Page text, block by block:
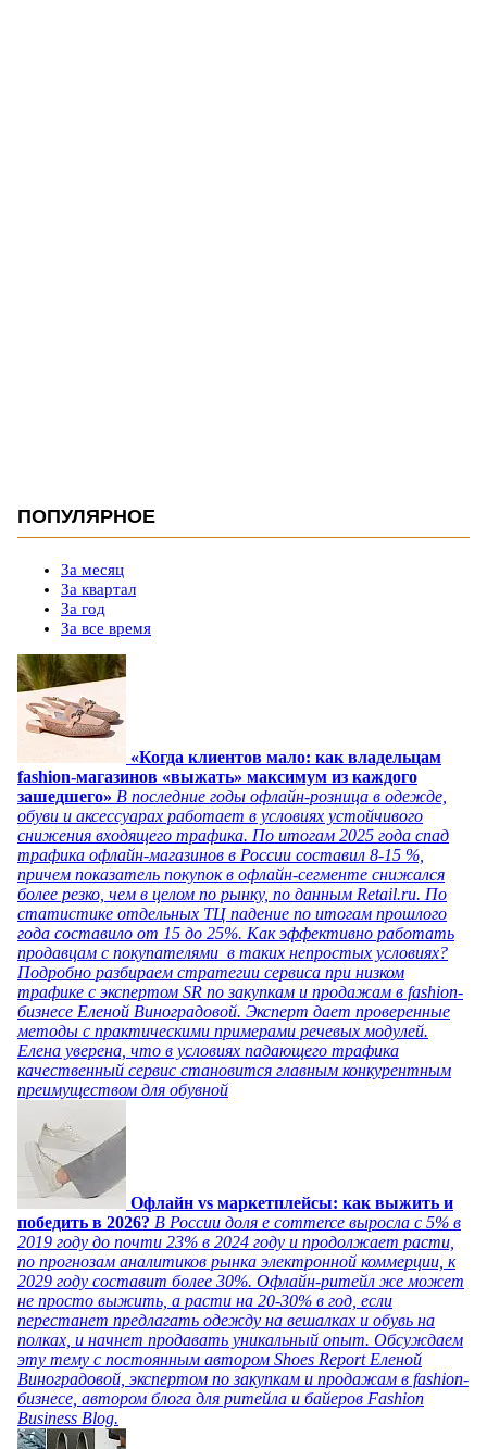
ПОПУЛЯРНОЕ
За месяц
За квартал
За год
За все время
«Когда клиентов мало: как владельцам
fashion-магазинов «выжать» максимум из каждого
зашедшего» В последние годы офлайн-розница в одежде,
обуви и аксессуарах работает в условиях устойчивого
снижения входящего трафика. По итогам 2025 года спад
трафика офлайн-магазинов в России составил 8-15 %,
причем показатель покупок в офлайн-сегменте снижался
более резко, чем в целом по рынку, по данным Retail.ru. По
статистике отдельных ТЦ падение по итогам прошлого
года составило от 15 до 25%. Как эффективно работать
продавцам с покупателями в таких непростых условиях?
Подробно разбираем стратегии сервиса при низком
трафике с экспертом SR по закупкам и продажам в fashion-
бизнесе Еленой Виноградовой. Эксперт дает проверенные
методы с практическими примерами речевых модулей.
Елена уверена, что в условиях падающего трафика
качественный сервис становится главным конкурентным
преимуществом для обувной
Офлайн vs маркетплейсы: как выжить и
победить в 2026? В России доля e commerce выросла с 5% в
2019 году до почти 23% в 2024 году и продолжает расти,
по прогнозам аналитиков рынка электронной коммерции, к
2029 году составит более 30%. Офлайн-ритейл же может
не просто выжить, а расти на 20-30% в год, если
перестанет предлагать одежду на вешалках и обувь на
полках, и начнет продавать уникальный опыт. Обсуждаем
эту тему с постоянным автором Shoes Report Еленой
Виноградовой, экспертом по закупкам и продажам в fashion-
бизнесе, автором блога для ритейла и байеров Fashion
Business Blog.